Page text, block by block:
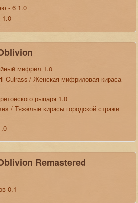
- 6 1.0
1.0
мифрил 1.0
Cuirass / Женская мифриловая кираса
рыцаря 1.0
/ Тяжелые кирасы городской стражи
Remastered
0.1